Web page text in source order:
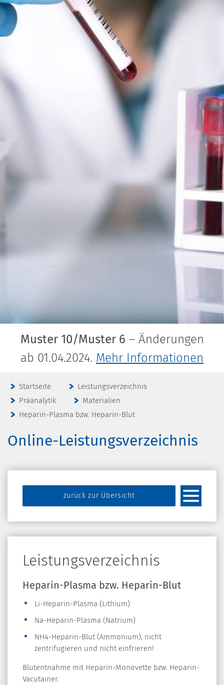
Muster 10/Muster 6 – Änderungen
ab 01.04.2024. Mehr Informationen
Startseite
Leistungsverzeichnis
Präanalytik
Materialien
Heparin-Plasma bzw. Heparin-Blut
Online-Leistungsverzeichnis
zurück zur Übersicht
Leistungsverzeichnis
Heparin-Plasma bzw. Heparin-Blut
Li-Heparin-Plasma (Lithium)
Na-Heparin-Plasma (Natrium)
NH4-Heparin-Blut (Ammonium), nicht
zentrifugieren und nicht einfrieren!
Blutentnahme mit Heparin-Monovette bzw. Heparin-
Vacutainer.